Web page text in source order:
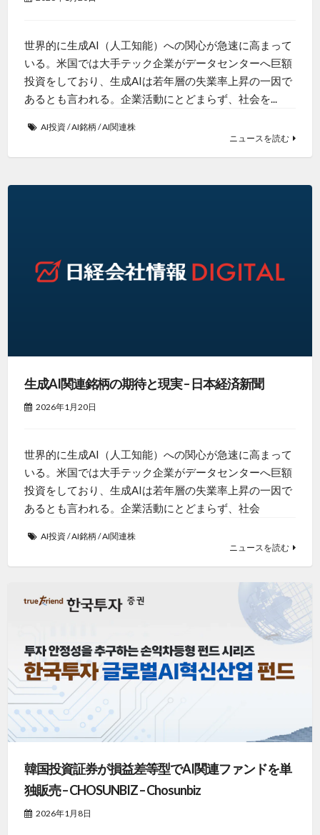
世界的に生成AI（人工知能）への関心が急速に高まって
いる。米国では大手テック企業がデータセンターへ巨額
投資をしており、生成AIは若年層の失業率上昇の一因で
あるとも言われる。企業活動にとどまらず、社会を...
AI投資/AI銘柄/AI関連株
ニュースを読む
生成AI関連銘柄の期待と現実 – 日本経済新聞
2026年1月20日
世界的に生成AI（人工知能）への関心が急速に高まって
いる。米国では大手テック企業がデータセンターへ巨額
投資をしており、生成AIは若年層の失業率上昇の一因で
あるとも言われる。企業活動にとどまらず、社会
AI投資/AI銘柄/AI関連株
ニュースを読む
韓国投資証券が損益差等型でAI関連ファンドを単
独販売 – CHOSUNBIZ – Chosunbiz
2026年1月8日